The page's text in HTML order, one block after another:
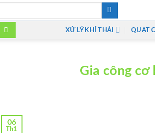
XỬ LÝ KHÍ THẢI QUẠT
Gia công
06
Th1